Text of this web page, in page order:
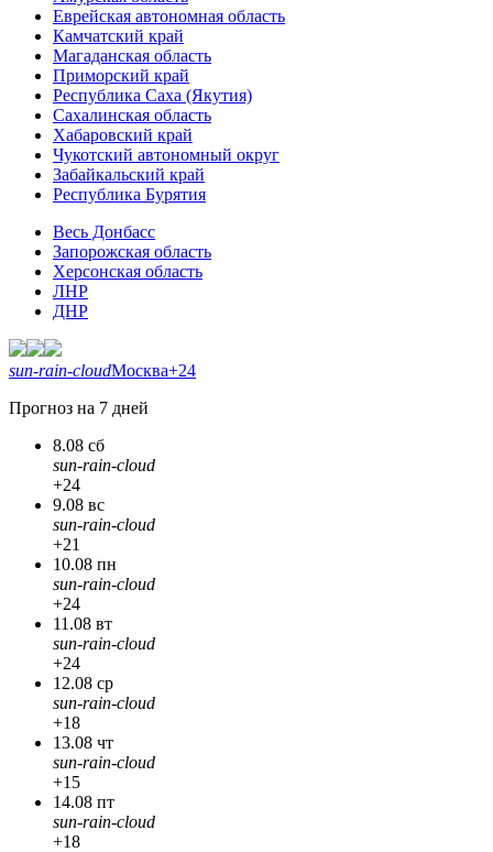
Еврейская автономная область
Камчатский край
Магаданская область
Приморский край
Республика Саха (Якутия)
Сахалинская область
Хабаровский край
Чукотский автономный округ
Забайкальский край
Республика Бурятия
Весь Донбасс
Запорожская область
Херсонская область
ЛНР
ДНР
sun-rain-cloudМосква+24
Прогноз на 7 дней
8.08 сб
sun-rain-cloud
+24
9.08 вс
sun-rain-cloud
+21
10.08 пн
sun-rain-cloud
+24
11.08 вт
sun-rain-cloud
+24
12.08 ср
sun-rain-cloud
+18
13.08 чт
sun-rain-cloud
+15
14.08 пт
sun-rain-cloud
+18